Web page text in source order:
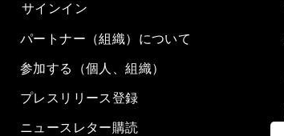
サインイン
パートナー（組織）について
参加する（個人、組織）
プレスリリース登録
ニュースレター購読